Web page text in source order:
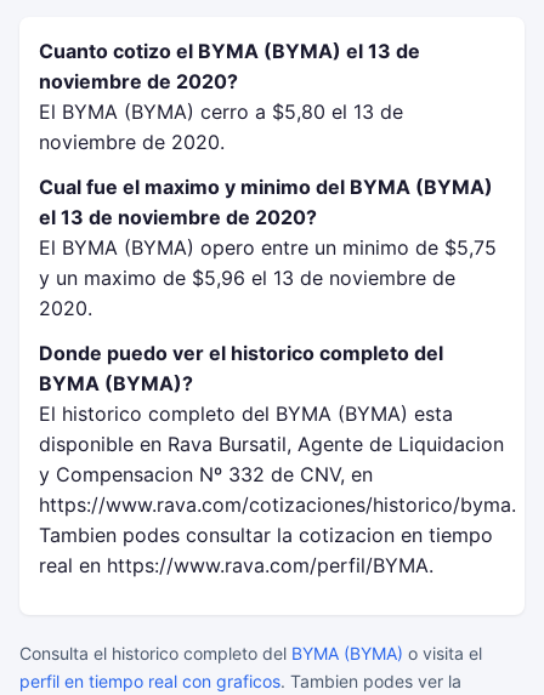
Cuanto cotizo el BYMA (BYMA) el 13 de
noviembre de 2020?
El BYMA (BYMA) cerro a $5,80 el 13 de
noviembre de 2020.
Cual fue el maximo y minimo del BYMA (BYMA)
el 13 de noviembre de 2020?
El BYMA (BYMA) opero entre un minimo de $5,75
y un maximo de $5,96 el 13 de noviembre de
2020.
Donde puedo ver el historico completo del
BYMA (BYMA)?
El historico completo del BYMA (BYMA) esta
disponible en Rava Bursatil, Agente de Liquidacion
y Compensacion Nº 332 de CNV, en
https://www.rava.com/cotizaciones/historico/byma.
Tambien podes consultar la cotizacion en tiempo
real en https://www.rava.com/perfil/BYMA.
Consulta el historico completo del BYMA (BYMA) o visita el
perfil en tiempo real con graficos. Tambien podes ver la